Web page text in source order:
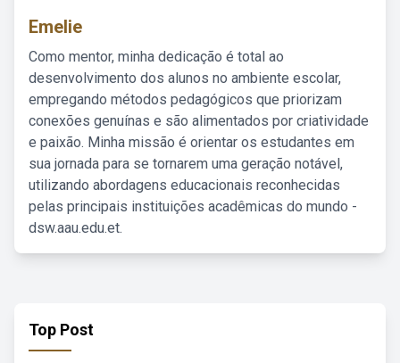
Emelie
Como mentor, minha dedicação é total ao
desenvolvimento dos alunos no ambiente escolar,
empregando métodos pedagógicos que priorizam
conexões genuínas e são alimentados por criatividade
e paixão. Minha missão é orientar os estudantes em
sua jornada para se tornarem uma geração notável,
utilizando abordagens educacionais reconhecidas
pelas principais instituições acadêmicas do mundo -
dsw.aau.edu.et.
Top Post